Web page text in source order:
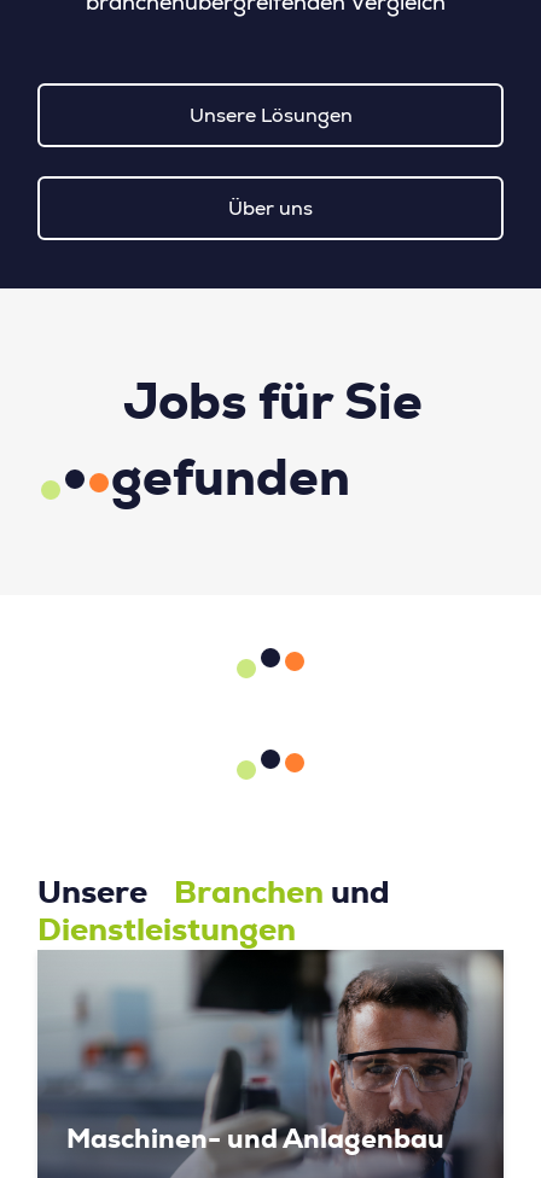
Unsere Lösungen
Über uns
Unsere Branchen und
Dienstleistungen
Maschinen- und Anlagenbau